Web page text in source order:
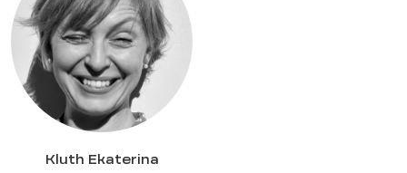
Kluth Ekaterina